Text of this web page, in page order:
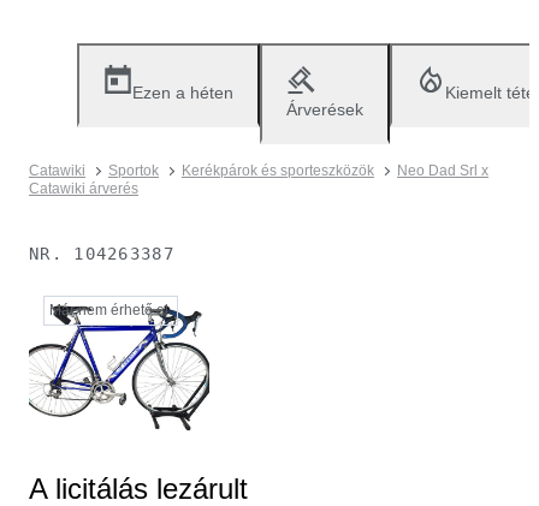
Ezen a héten
Árverések
Kiemelt
Catawiki Sportok Kerékpárok és sporteszközök
Neo Dad Srl x
Catawiki árverés
NR. 104263387
Már nem érhető el.
A licitálás lezárult